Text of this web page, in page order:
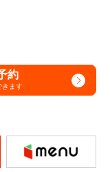
約
きます